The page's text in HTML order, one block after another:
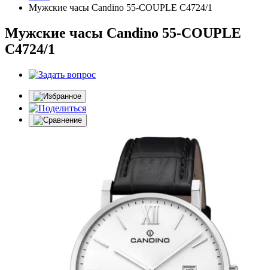
Мужские часы Candino 55-COUPLE C4724/1
Мужские часы Candino 55-COUPLE
C4724/1